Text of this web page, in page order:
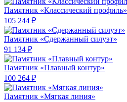
Памятник «Классический профиль»
105 244 ₽
Памятник «Сдержанный силуэт»
91 134 ₽
Памятник «Плавный контур»
100 264 ₽
Памятник «Мягкая линия»